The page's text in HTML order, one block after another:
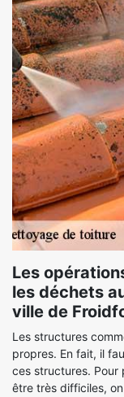
Les
les déchets
ville de
Les structures
propres. En fait, il
ces structures. Pour
être très difficiles,